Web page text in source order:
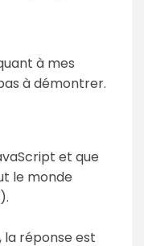
à mes
à démontrer.
et que
le monde
la réponse est